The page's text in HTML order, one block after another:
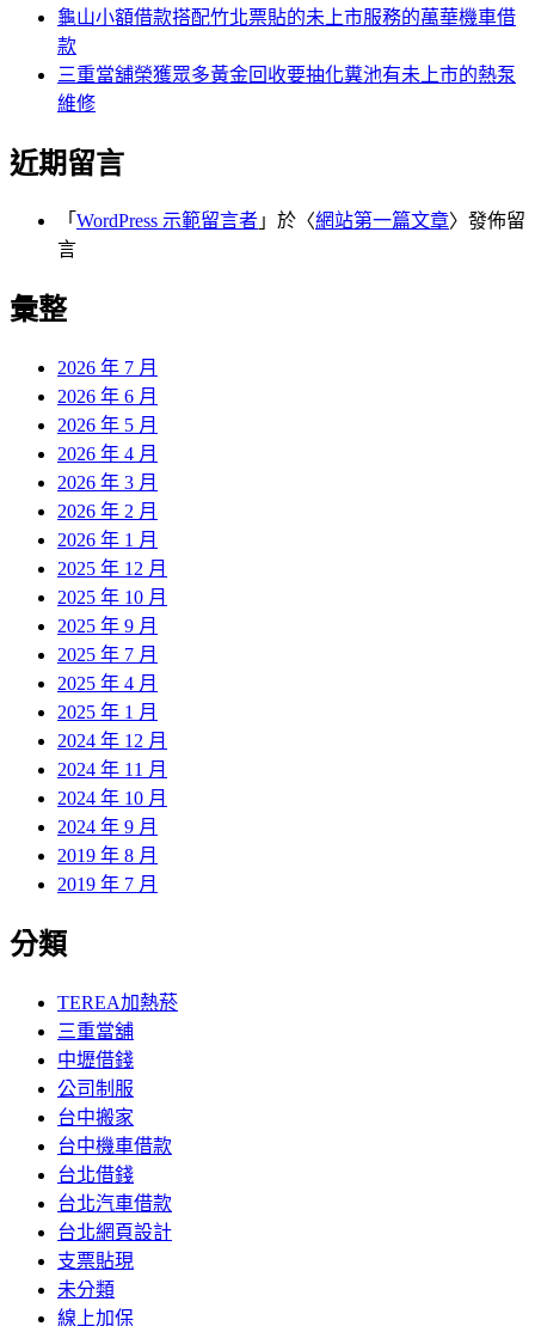
龜山小額借款搭配竹北票貼的未上市服務的萬華機車借
款
三重當舖榮獲眾多黃金回收要抽化糞池有未上市的熱泵
維修
近期留言
「 WordPress 示範留言者 」於〈網站第一篇文章〉發佈留
言
彙整
2026 年 7 月
2026 年 6 月
2026 年 5 月
2026 年 4 月
2026 年 3 月
2026 年 2 月
2026 年 1 月
2025 年 12 月
2025 年 10 月
2025 年 9 月
2025 年 7 月
2025 年 4 月
2025 年 1 月
2024 年 12 月
2024 年 11 月
2024 年 10 月
2024 年 9 月
2019 年 8 月
2019 年 7 月
分類
TEREA加熱菸
三重當舖
中壢借錢
公司制服
台中搬家
台中機車借款
台北借錢
台北汽車借款
台北網頁設計
支票貼現
未分類
線上加保